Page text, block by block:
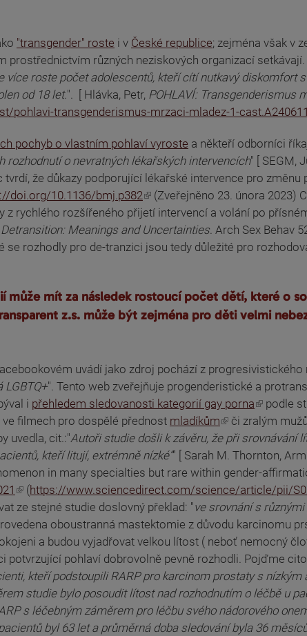
"transgender" roste i v České republice; zejména však v
prostřednictvím různých neziskových organizací
více roste počet adolescentů, kteří cítí nutkavý diskomfort
od 18 let.". [ Hlávka, Petr, POHLAVÍ: Transgenderismus
pohlavi-transgenderismus-mrzaci-mladez-1-
pochyb o vlastním pohlaví vyroste a někteří odborníci
rozhodnutí o nevratných lékařských intervencích" [ SEGM,
že důkazy podporující lékařské intervence pro
doi.org/10.1136/bmj.p382
(Zveřejněno 23. února 2023)
rychlého rozšířeného přijetí intervencí a volání po
Meanings and Uncertainties . Arch Sex Behav
se rozhodly pro de-tranzici jsou tedy důležité pro
mít za následek rostoucí počet dětí, které o
z.s. může být zejména pro děti velmi
uvádí jako zdroj pochází z progresivistického
". Tento web zveřejňuje progenderistické a
i přehledem sledovanosti kategorií gay porna podle
filmech pro dospělé přednost mladíkům
či zralým
uvedla, cit.:"Autoři studie došli k závěru, že při srovnávání
kteří litují, extrémně nízké“" [ Sarah M. Thornton,
in many specialties but rare within gender-
(https://www.sciencedirect.com/science/article/pii/
ze stejné studie doslovný překlad: "ve srovnání s
oboustranná mastektomie z důvodu karcinomu
a budou vyjadřovat velkou lítost ( neboť nemocný
pohlaví dobrovolně pevně rozhodli. Pojďme
kteří podstoupili RARP pro karcinom prostaty s
studie bylo posoudit lítost nad rozhodnutím o léčbě u
s léčebným záměrem pro léčbu svého nádorového
byl 63 let a průměrná doba sledování byla 36